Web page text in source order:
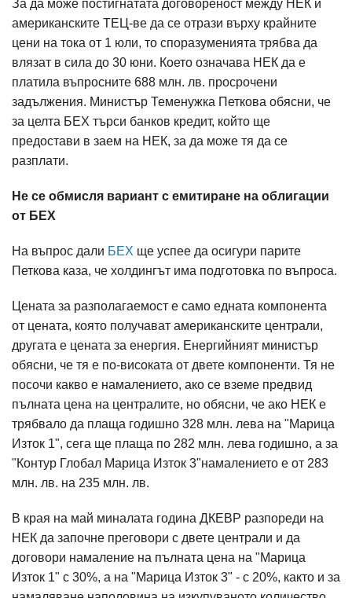
За да може постигнатата договореност между НЕК и
американските ТЕЦ-ве да се отрази върху крайните
цени на тока от 1 юли, то споразуменията трябва да
влязат в сила до 30 юни. Което означава НЕК да е
платила въпросните 688 млн. лв. просрочени
задължения. Министър Теменужка Петкова обясни, че
за целта БЕХ търси банков кредит, който ще
предостави в заем на НЕК, за да може тя да се
разплати.
Не се обмисля вариант с емитиране на облигации
от БЕХ
На въпрос дали БЕХ ще успее да осигури парите
Петкова каза, че холдингът има подготовка по въпроса.
Цената за разполагаемост е само едната компонента
от цената, която получават американските централи,
другата е цената за енергия. Енергийният министър
обясни, че тя е по-високата от двете компоненти. Тя не
посочи какво е намалението, ако се вземе предвид
пълната цена на централите, но обясни, че ако НЕК е
трябвало да плаща годишно 328 млн. лева на "Марица
Изток 1", сега ще плаща по 282 млн. лева годишно, а за
"Контур Глобал Марица Изток 3"намалението е от 283
млн. лв. на 235 млн. лв.
В края на май миналата година ДКЕВР разпореди на
НЕК да започне преговори с двете централи и да
договори намаление на пълната цена на "Марица
Изток 1" с 30%, а на "Марица Изток 3" - с 20%, както и за